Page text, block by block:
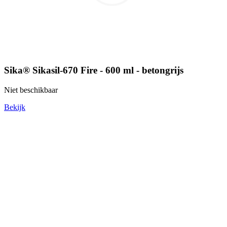
Sika® Sikasil-670 Fire - 600 ml - betongrijs
Niet beschikbaar
Bekijk